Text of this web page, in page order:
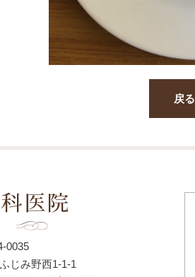
戻る
0035
じみ野西1-1-1